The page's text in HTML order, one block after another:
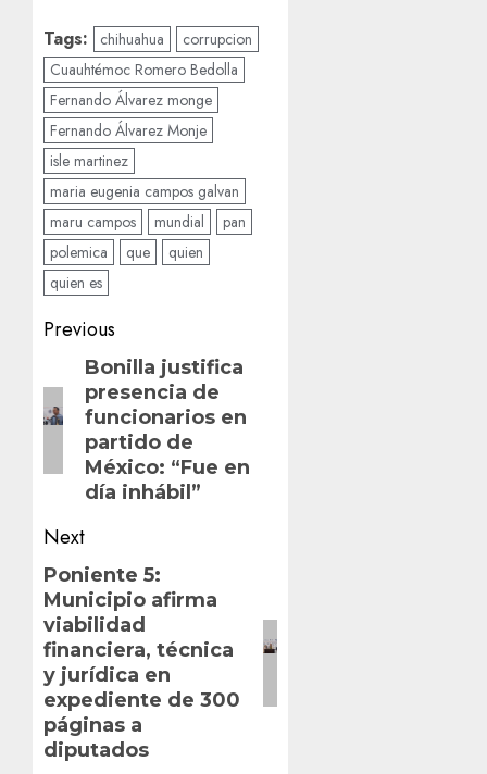
Tags: chihuahua
corrupcion
Cuauhtémoc Romero Bedolla
Fernando Álvarez monge
Fernando Álvarez Monje
isle martinez
maria eugenia campos galvan
maru campos
mundial
pan
polemica
que
quien
quien es
Post
navigation
Previous
Previous
post:
Bonilla justifica
presencia de
funcionarios en
partido de
México: “Fue en
día inhábil”
Next
Next
post:
Poniente 5:
Municipio afirma
viabilidad
financiera, técnica
y jurídica en
expediente de 300
páginas a
diputados